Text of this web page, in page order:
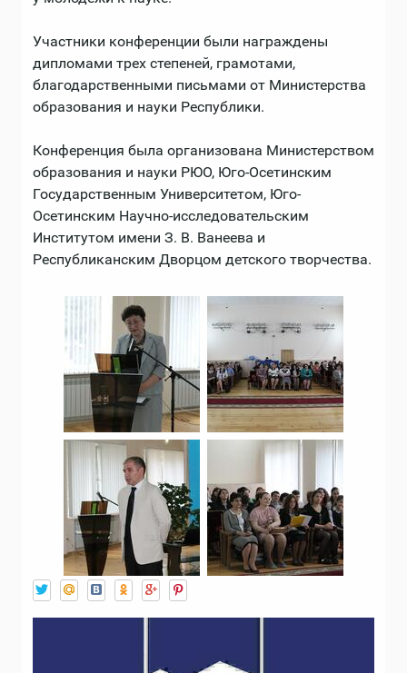
Участники конференции были награждены
дипломами трех степеней, грамотами,
благодарственными письмами от Министерства
образования и науки Республики.
Конференция была организована Министерством
образования и науки РЮО, Юго-Осетинским
Государственным Университетом, Юго-
Осетинским Научно-исследовательским
Институтом имени З. В. Ванеева и
Республиканским Дворцом детского творчества.